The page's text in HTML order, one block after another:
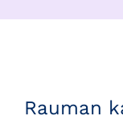
Rauman